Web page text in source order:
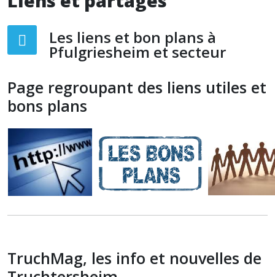
Les liens et bon plans à
Pfulgriesheim et secteur
Page regroupant des liens utiles et
bons plans
TruchMag, les info et nouvelles de